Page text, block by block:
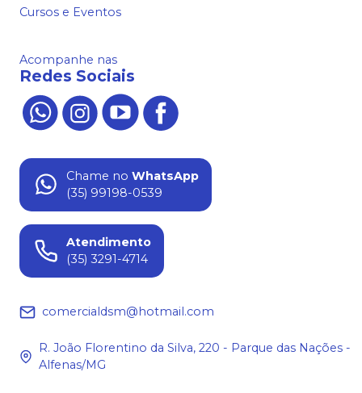
Cursos e Eventos
Acompanhe nas
Redes Sociais
Chame no WhatsApp
(35) 99198-0539
Atendimento
(35) 3291-4714
comercialdsm@hotmail.com
R. João Florentino da Silva, 220 - Parque das Nações -
Alfenas/MG